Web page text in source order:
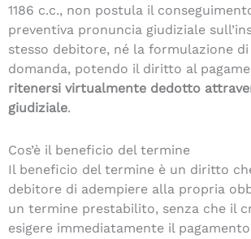
1186 c.c., non postula il
preventiva pronuncia giudiziale
stesso debitore, né la formulazione
domanda, potendo il diritto al
ritenersi virtualmente dedotto
giudiziale.
Cos’è il beneficio del termine
Il beneficio del termine è un diritto
debitore di adempiere alla propria
un termine prestabilito, senza che il
esigere immediatamente il